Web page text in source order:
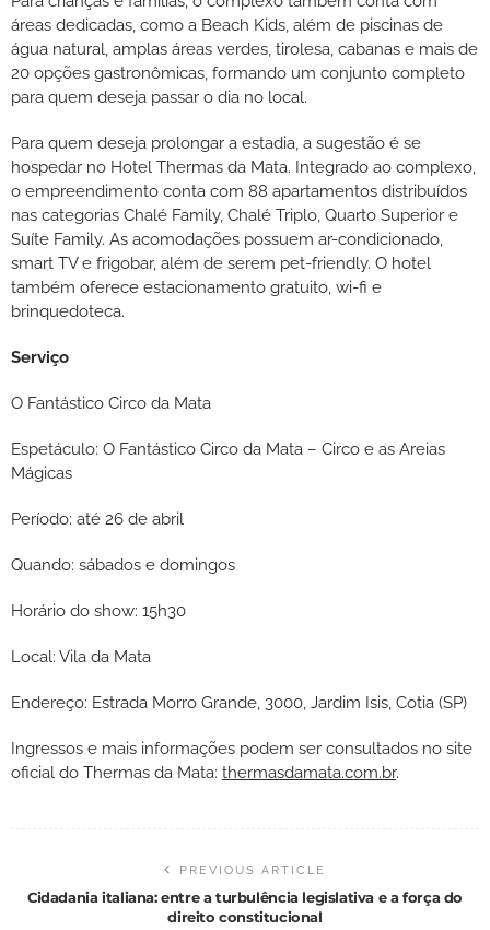
áreas dedicadas, como a Beach Kids, além de piscinas de
água natural, amplas áreas verdes, tirolesa, cabanas e mais de
20 opções gastronômicas, formando um conjunto completo
para quem deseja passar o dia no local.
Para quem deseja prolongar a estadia, a sugestão é se
hospedar no Hotel Thermas da Mata. Integrado ao complexo,
o empreendimento conta com 88 apartamentos distribuídos
nas categorias Chalé Family, Chalé Triplo, Quarto Superior e
Suíte Family. As acomodações possuem ar-condicionado,
smart TV e frigobar, além de serem pet-friendly. O hotel
também oferece estacionamento gratuito, wi-fi e
brinquedoteca.
Serviço
O Fantástico Circo da Mata
Espetáculo: O Fantástico Circo da Mata – Circo e as Areias
Mágicas
Período: até 26 de abril
Quando: sábados e domingos
Horário do show: 15h30
Local: Vila da Mata
Endereço: Estrada Morro Grande, 3000, Jardim Isis, Cotia (SP)
Ingressos e mais informações podem ser consultados no site
oficial do Thermas da Mata: thermasdamata.com.br.
PREVIOUS ARTICLE
Cidadania italiana: entre a turbulência legislativa e a força do
direito constitucional